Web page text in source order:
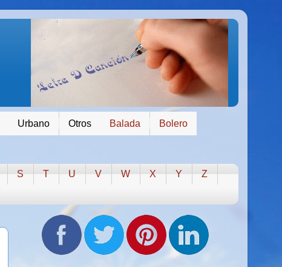
Urbano Otros Balada Bolero
S T U V W X Y
Z